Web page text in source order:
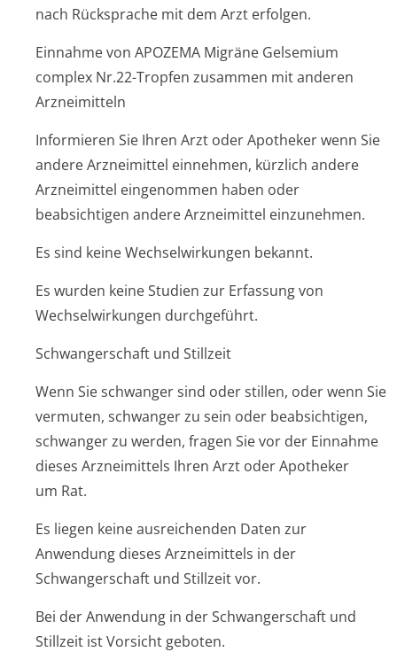
nach Rücksprache mit dem Arzt erfolgen.
Einnahme von APOZEMA Migräne Gelsemium
complex Nr.22-Tropfen zusammen mit anderen
Arzneimitteln
Informieren Sie Ihren Arzt oder Apotheker wenn Sie
andere Arzneimittel einnehmen, kürzlich andere
Arzneimittel eingenommen haben oder
beabsichtigen andere Arzneimittel einzunehmen.
Es sind keine Wechselwirkungen bekannt.
Es wurden keine Studien zur Erfassung von
Wechselwirkungen durchgeführt.
Schwangerschaft und Stillzeit
Wenn Sie schwanger sind oder stillen, oder wenn Sie
vermuten, schwanger zu sein oder beabsichtigen,
schwanger zu werden, fragen Sie vor der Einnahme
dieses Arzneimittels Ihren Arzt oder Apotheker
um Rat.
Es liegen keine ausreichenden Daten zur
Anwendung dieses Arzneimittels in der
Schwangerschaft und Stillzeit vor.
Bei der Anwendung in der Schwangerschaft und
Stillzeit ist Vorsicht geboten.